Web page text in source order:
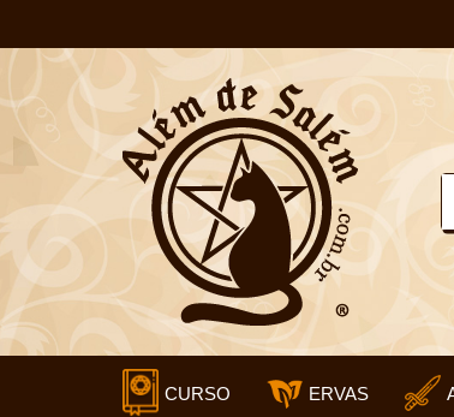
CURSO ERVAS